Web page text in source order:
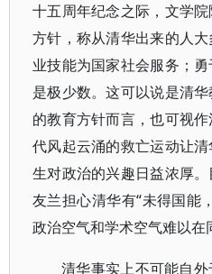
十五周年纪念之际，文学
方针，称从清华出来的人
业技能为国家社会服务；
是极少数。这可以说是清
的教育方针而言，也可视
代风起云涌的救亡运动让
生对政治的兴趣日益浓厚
友兰担心清华有“未得国能
政治空气和学术空气难以在
清华事实上不可能自